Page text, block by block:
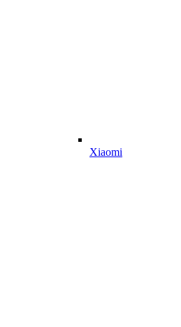
Xiaomi